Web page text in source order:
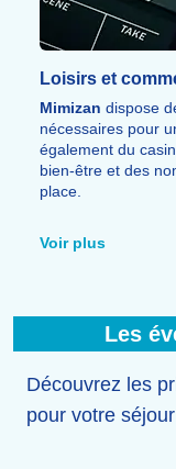
Loisirs et
Mimizan dispose
nécessaires pour
également du
bien-être et des
place.
Bordeaux
Voir plus
Les
Découvrez les
pour votre séjour